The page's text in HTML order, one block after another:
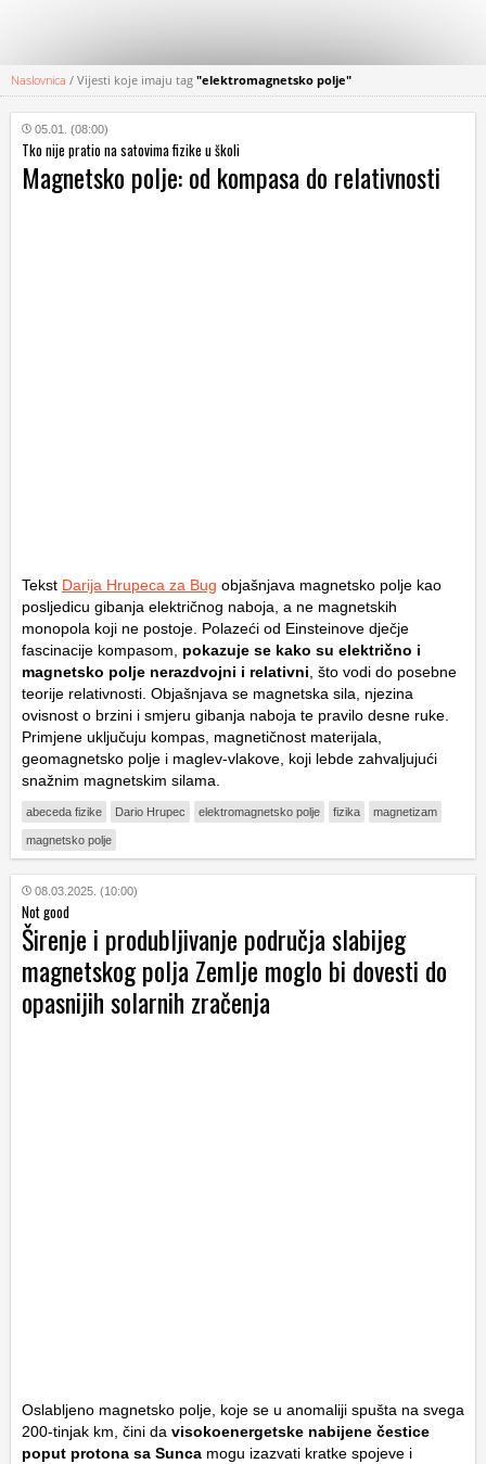
KATEGORIJE
HRVATSKI
WEB
Naslovnica / Vijesti koje imaju tag "elektromagnetsko polje"
05.01. (08:00)
Tko nije pratio na satovima fizike u školi
Magnetsko polje: od kompasa do relativnosti
Tekst Darija Hrupeca za Bug objašnjava magnetsko polje kao
posljedicu gibanja električnog naboja, a ne magnetskih
monopola koji ne postoje. Polazeći od Einsteinove dječje
fascinacije kompasom, pokazuje se kako su električno i
magnetsko polje nerazdvojni i relativni , što vodi do posebne
teorije relativnosti. Objašnjava se magnetska sila, njezina
ovisnost o brzini i smjeru gibanja naboja te pravilo desne ruke.
Primjene uključuju kompas, magnetičnost materijala,
geomagnetsko polje i maglev-vlakove, koji lebde zahvaljujući
snažnim magnetskim silama.
abeceda fizike Dario Hrupec elektromagnetsko polje fizika magnetizam
magnetsko polje
08.03.2025. (10:00)
Not good
Širenje i produbljivanje područja slabijeg
magnetskog polja Zemlje moglo bi dovesti do
opasnijih solarnih zračenja
Oslabljeno magnetsko polje, koje se u anomaliji spušta na svega
200-tinjak km, čini da visokoenergetske nabijene čestice
poput protona sa Sunca mogu izazvati kratke spojeve i